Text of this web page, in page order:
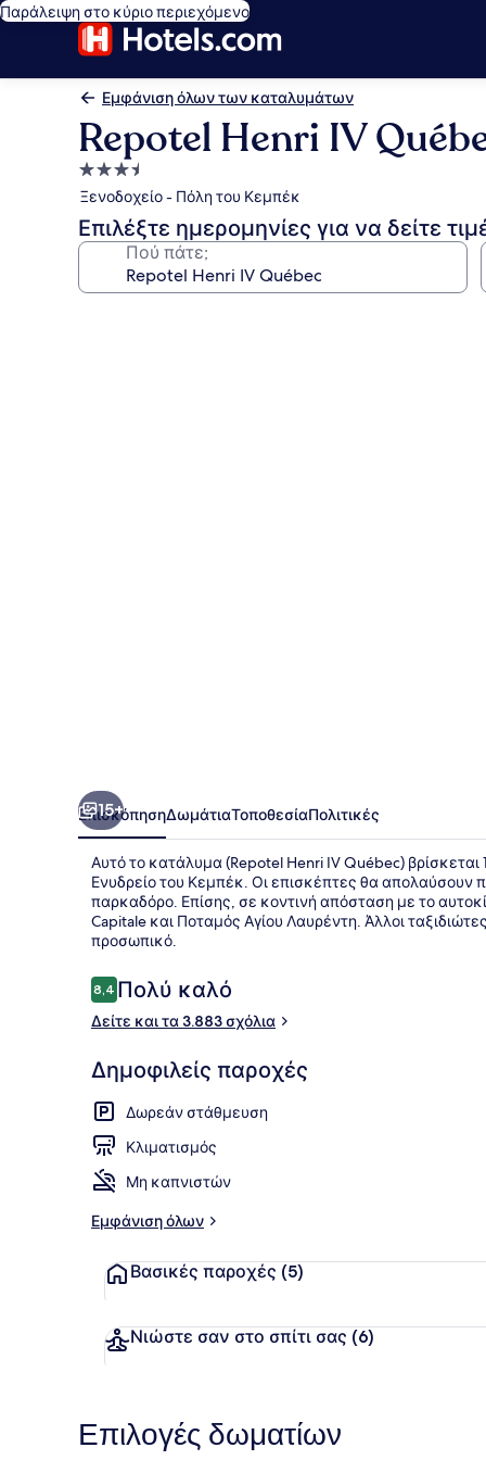
Παράλειψη στο κύριο περιεχόμενο
Εμφάνιση όλων των καταλυμάτων
Repotel Henri IV
Κατάλυμα
με
3.5
αστέρια
Ξενοδοχείο - Πόλη του Κεμπέκ
Επιλέξτε ημερομηνίες για να δείτε
Πού πάτε;
15+
ΕπισκόπησηΔωμάτιαΤοποθεσίαΠολιτικές
Αυτό το κατάλυμα (Repotel Henri IV Québec)
Ενυδρείο του Κεμπέκ. Οι επισκέπτες θα
παρκαδόρο. Επίσης, σε κοντινή απόσταση με το
Capitale και Ποταμός Αγίου Λαυρέντη. Άλλοι
προσωπικό.
Σχόλια
8,48,4 στα 10
Πολύ καλό
Δείτε και τα 3.883 σχόλια
Δημοφιλείς παροχές
Δωρεάν στάθμευση
Κλιματισμός
Μη καπνιστών
Εμφάνιση όλων
Βασικές παροχές (5)
Νιώστε σαν στο σπίτι σας (6)
Επιλογές δωματίων